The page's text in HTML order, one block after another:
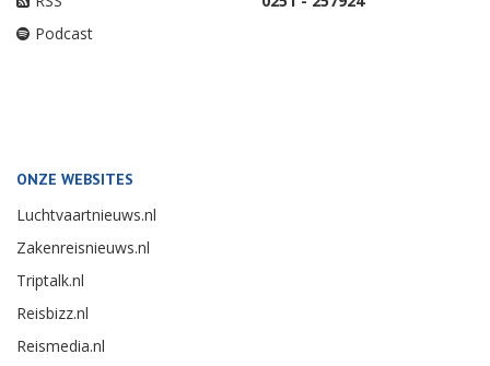
Podcast
ONZE WEBSITES
Luchtvaartnieuws.nl
Zakenreisnieuws.nl
Triptalk.nl
Reisbizz.nl
Reismedia.nl